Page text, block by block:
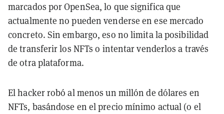
marcados por OpenSea, lo que significa que
actualmente no pueden venderse en ese mercado
concreto. Sin embargo, eso no limita la posibilidad
de transferir los NFTs o intentar venderlos a través
de otra plataforma.
El hacker robó al menos un millón de dólares en
NFTs, basándose en el precio mínimo actual (o el